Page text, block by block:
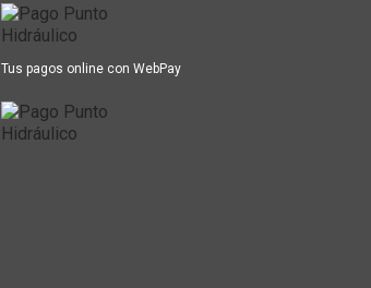
Tus pagos online con WebPay